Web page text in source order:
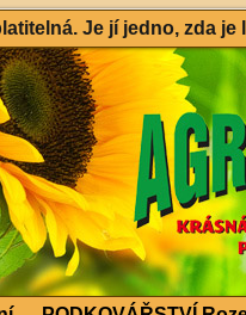
Je jí jedno, zda